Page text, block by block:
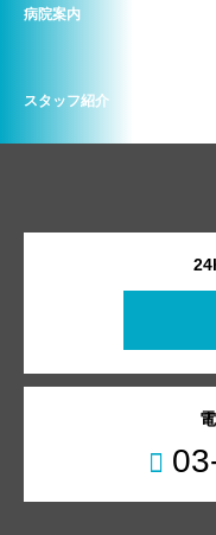
病院案内
スタッフ紹介